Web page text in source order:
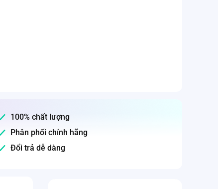
100% chất lượng
Phân phối chính hãng
Đổi trả dễ dàng